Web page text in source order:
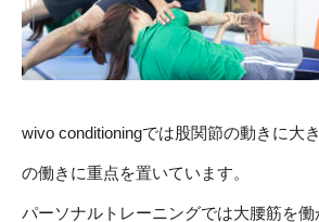
wivo conditioningでは股関節の動きに大
の働きに重点を置いています。
パーソナルトレーニングでは大腰筋を